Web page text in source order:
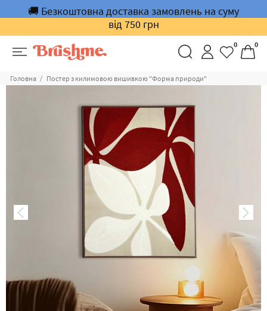
🚚 Безкоштовна доставка замовлень на суму
від 750 грн
0 0
Головна Постер з килимовою вишивкою "Форма природи"